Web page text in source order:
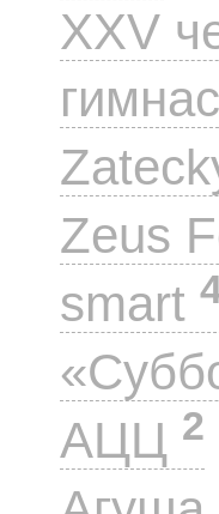
XXV
Zeus
smart
АЦЦ 2